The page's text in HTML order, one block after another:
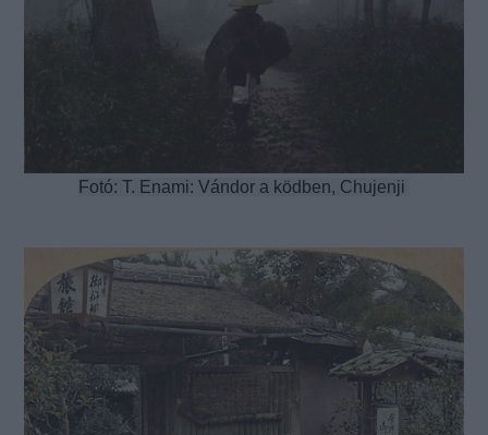
Fotó: T. Enami: Vándor a ködben, Chujenji